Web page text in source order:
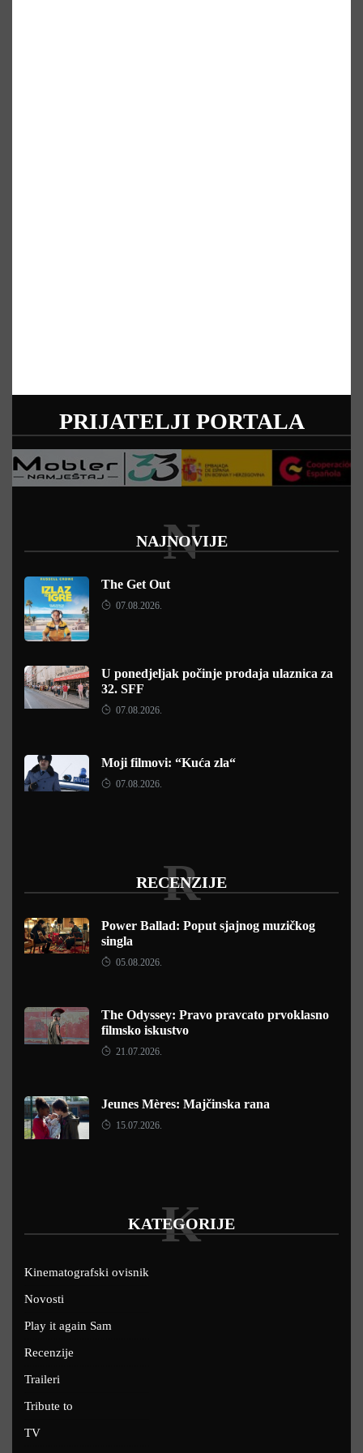
PRIJATELJI PORTALA
NAJNOVIJE
N
The Get Out
07.08.2026.
U ponedjeljak počinje prodaja ulaznica za
32. SFF
07.08.2026.
Moji filmovi: “Kuća zla“
07.08.2026.
RECENZIJE
R
Power Ballad: Poput sjajnog muzičkog
singla
05.08.2026.
The Odyssey: Pravo pravcato prvoklasno
filmsko iskustvo
21.07.2026.
Jeunes Mères: Majčinska rana
15.07.2026.
KATEGORIJE
K
Kinematografski ovisnik
Novosti
Play it again Sam
Recenzije
Traileri
Tribute to
TV